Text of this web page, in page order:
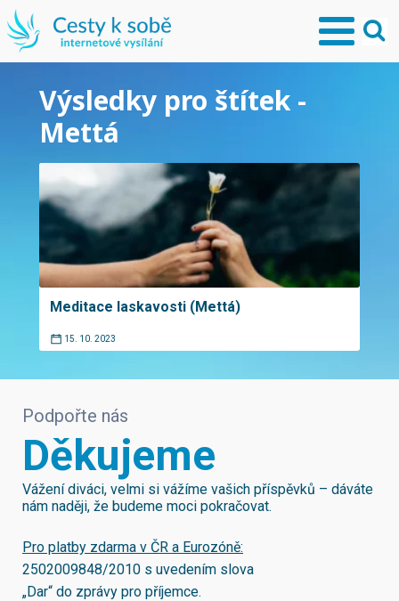
Výsledky pro štítek -
Mettá
Meditace laskavosti (Mettá)
15. 10. 2023
Podpořte nás
Děkujeme
Vážení diváci, velmi si vážíme vašich příspěvků – dáváte
nám naději, že budeme moci pokračovat.
Pro platby zdarma v ČR a Eurozóně:
2502009848/2010 s uvedením slova
„Dar“ do zprávy pro příjemce.